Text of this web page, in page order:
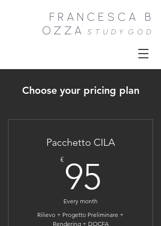
FRANCESCA B
OZZA
STUDY GOD
Choose your pricing plan
Pacchetto CILA
€ 95
Every month
Rilievo + Progetto Preliminare +
Rendering + DOCFA